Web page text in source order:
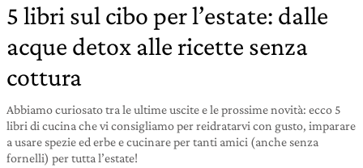
5 libri sul cibo per l’estate: dalle
acque detox alle ricette senza
cottura
Abbiamo curiosato tra le ultime uscite e le prossime novità: ecco 5
libri di cucina che vi consigliamo per reidratarvi con gusto, imparare
a usare spezie ed erbe e cucinare per tanti amici (anche senza
fornelli) per tutta l’estate!